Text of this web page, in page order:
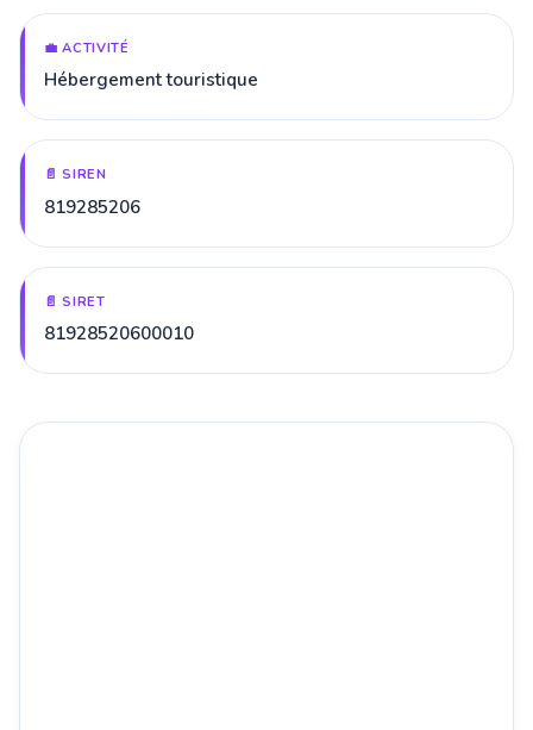
💼 ACTIVITÉ
Hébergement touristique
📄 SIREN
819285206
📄 SIRET
81928520600010